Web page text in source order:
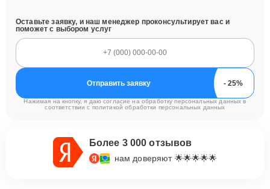
Оставьте заявку, и наш менеджер проконсультирует вас и
поможет с выбором услуг
Отправить заявку
Нажимая на кнопку, я даю согласие на обработку персональных данных в
соответствии с политикой обработки персональных данных
Более 3 000 отзывов
нам доверяют 🌟🌟🌟🌟🌟